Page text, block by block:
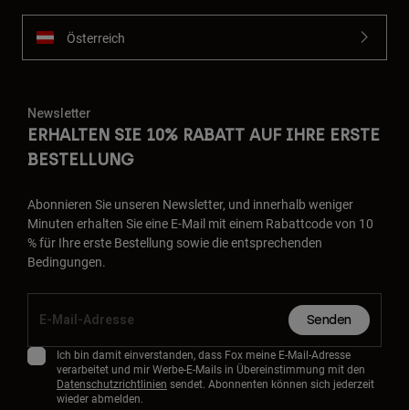
Österreich
Newsletter
ERHALTEN SIE 10% RABATT AUF IHRE ERSTE
BESTELLUNG
Abonnieren Sie unseren Newsletter, und innerhalb weniger
Minuten erhalten Sie eine E-Mail mit einem Rabattcode von 10
% für Ihre erste Bestellung sowie die entsprechenden
Bedingungen.
Senden
Ich bin damit einverstanden, dass Fox meine E-Mail-Adresse
verarbeitet und mir Werbe-E-Mails in Übereinstimmung mit den
Datenschutzrichtlinien sendet. Abonnenten können sich jederzeit
wieder abmelden.